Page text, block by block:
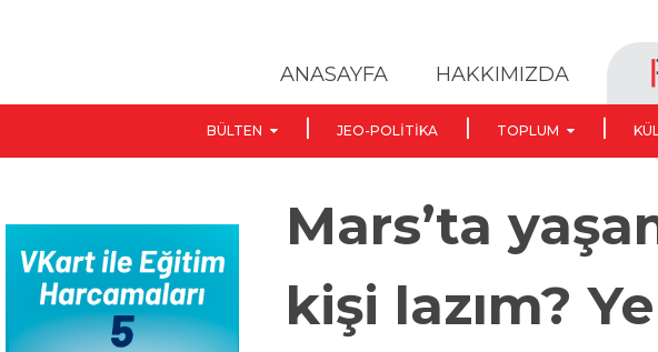
ANASAYFA HAKKIMIZDA
BÜLTEN JEO-POLITIKA TOPLUM
Mars’ta
kişi lazım?